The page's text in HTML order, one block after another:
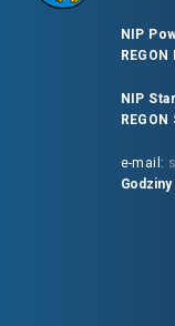
NIP
NIP
e-mail: